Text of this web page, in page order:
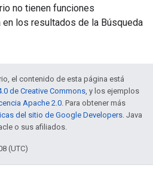
no tienen funciones
los resultados de la Búsqueda
el contenido de esta página está
de Creative Commons, y los ejemplos
Apache 2.0. Para obtener más
del sitio de Google Developers. Java
o sus afiliados.
(UTC)